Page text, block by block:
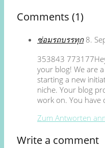
Comments (1)
ซ่อมรถบรรทุก 8.
353843
your blog! We are
starting a new
niche. Your blog
work on. You have
Zum Antworten
Write a comment